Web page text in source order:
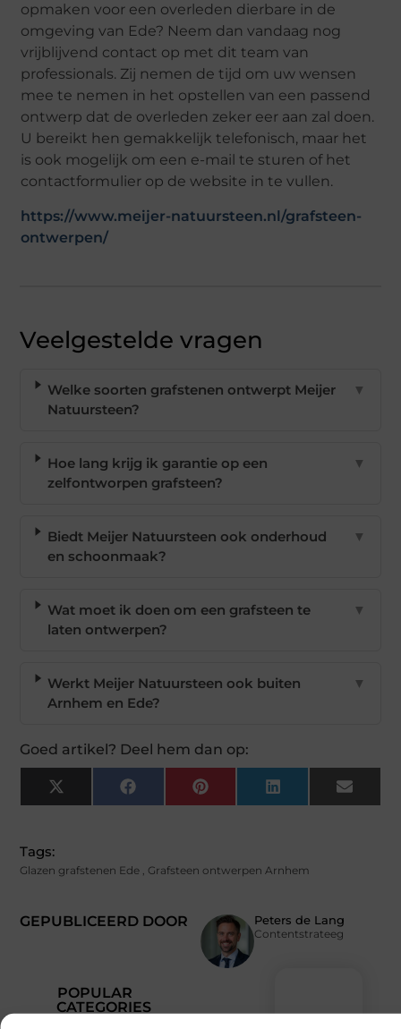
opmaken voor een overleden dierbare in de
omgeving van Ede? Neem dan vandaag nog
vrijblijvend contact op met dit team van
professionals. Zij nemen de tijd om uw wensen
mee te nemen in het opstellen van een passend
ontwerp dat de overleden zeker eer aan zal doen.
U bereikt hen gemakkelijk telefonisch, maar het
is ook mogelijk om een e-mail te sturen of het
contactformulier op de website in te vullen.
https://www.meijer-natuursteen.nl/grafsteen-
ontwerpen/
Veelgestelde vragen
Welke soorten grafstenen ontwerpt Meijer
Natuursteen?
▼
Hoe lang krijg ik garantie op een
zelfontworpen grafsteen?
▼
Biedt Meijer Natuursteen ook onderhoud
en schoonmaak?
▼
Wat moet ik doen om een grafsteen te
laten ontwerpen?
▼
Werkt Meijer Natuursteen ook buiten
Arnhem en Ede?
▼
Goed artikel? Deel hem dan op:
X
(Twitter)
FacebookPinterest LinkedIn Email
GEPUBLICEERD DOOR Peters de Lang
Contentstrateeg
Tags:
Glazen grafstenen Ede , Grafsteen ontwerpen Arnhem
POPULAR
CATEGORIES